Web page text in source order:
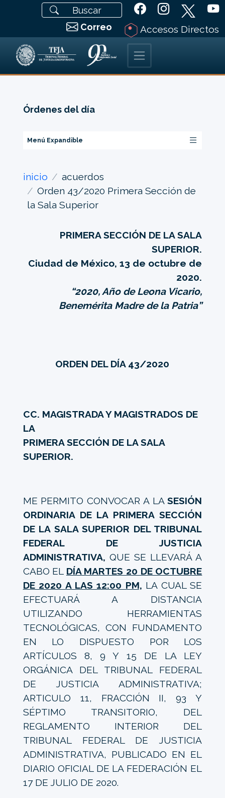
Correo Accesos Directos
Órdenes del día
Menú Expandible
inicio
acuerdos
Orden 43/2020 Primera Sección de
la Sala Superior
PRIMERA SECCIÓN DE LA SALA
SUPERIOR.
Ciudad de México, 13 de octubre de
2020.
“2020, Año de Leona Vicario,
Benemérita Madre de la Patria”
ORDEN DEL DÍA 43/2020
CC. MAGISTRADA Y MAGISTRADOS DE
LA
PRIMERA SECCIÓN DE LA SALA
SUPERIOR.
ME PERMITO CONVOCAR A LASESIÓN
ORDINARIA DE LA PRIMERA SECCIÓN
DE LA SALA SUPERIOR DEL TRIBUNAL
FEDERAL DE JUSTICIA
ADMINISTRATIVA, QUE SE LLEVARÁ A
CABO EL DÍA MARTES 20 DE OCTUBRE
DE 2020 A LAS 12:00 PM, LA CUAL SE
EFECTUARÁ A DISTANCIA
UTILIZANDO HERRAMIENTAS
TECNOLÓGICAS, CON FUNDAMENTO
EN LO DISPUESTO POR LOS
ARTÍCULOS 8, 9 Y 15 DE LA LEY
ORGÁNICA DEL TRIBUNAL FEDERAL
DE JUSTICIA ADMINISTRATIVA;
ARTICULO 11, FRACCIÓN II, 93 Y
SÉPTIMO TRANSITORIO, DEL
REGLAMENTO INTERIOR DEL
TRIBUNAL FEDERAL DE JUSTICIA
ADMINISTRATIVA, PUBLICADO EN EL
DIARIO OFICIAL DE LA FEDERACIÓN EL
17 DE JULIO DE 2020.